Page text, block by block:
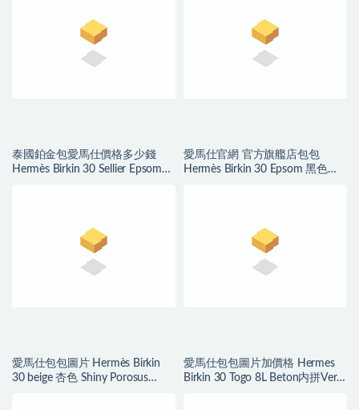
泰國鉑金包愛馬仕價格多少錢
Hermès Birkin 30 Sellier Epsom
愛馬仕官網 官方旗艦店包包
Hermès Birkin 30 Epsom 黑色内
愛馬仕包包圖片 Hermès Birkin
30 beige 杏色 Shiny Porosus
愛馬仕包包圖片加價格 Hermes
Birkin 30 Togo 8L Beton内拼Vert